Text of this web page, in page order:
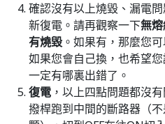
確認沒有以上燒毀、漏電
新復電。請再觀察一下無
有燒毀。如果有，那麼您
如果您會自己換，也希望
一定有哪裏出錯了。
復電 ，以上四點問題都沒
撥桿跑到中間的斷路器（